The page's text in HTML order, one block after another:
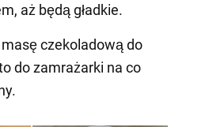
aż będą gładkie.
masę czekoladową do
do zamrażarki na co